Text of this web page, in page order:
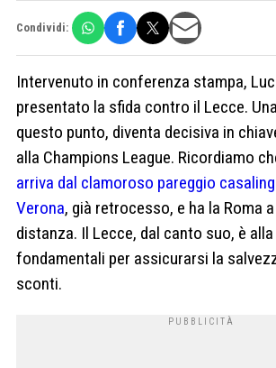
Condividi:
Intervenuto in conferenza stampa,
presentato la sfida contro il Lecce.
questo punto, diventa decisiva in
alla Champions League. Ricordiamo
arriva dal clamoroso pareggio
Verona, già retrocesso, e ha la Roma
distanza. Il Lecce, dal canto suo, è
fondamentali per assicurarsi la
sconti.